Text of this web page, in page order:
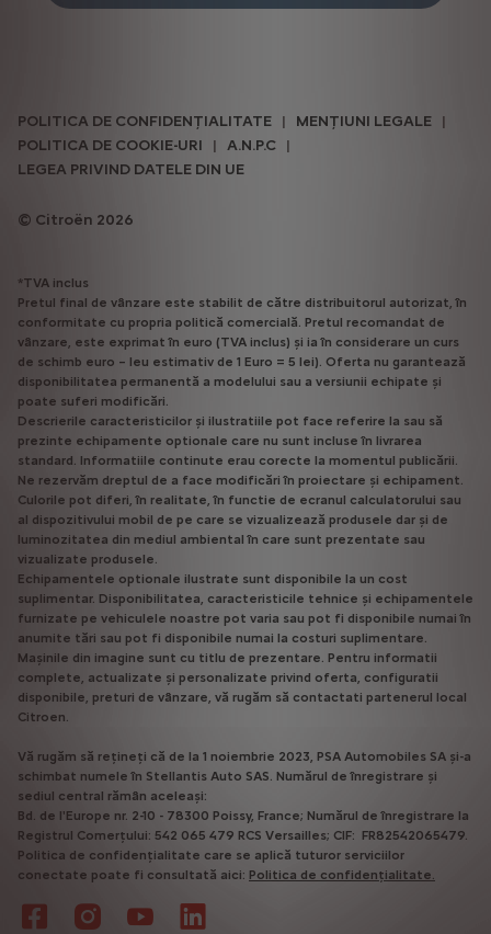
Citroën 2026
POLITICA DE CONFIDENȚIALITATE
MENȚIUNI LEGALE
POLITICA DE COOKIE-URI
A.N.P.C
LEGEA PRIVIND DATELE DIN UE
*TVA inclus
Pretul final de vânzare este stabilit de către distribuitorul autorizat, în
conformitate cu propria politică comercială. Pretul recomandat de
vânzare, este exprimat în euro (TVA inclus) și ia în considerare un curs
de schimb euro – leu estimativ de 1 Euro = 5 lei). Oferta nu garantează
disponibilitatea permanentă a modelului sau a versiunii echipate și
poate suferi modificări.
Descrierile caracteristicilor și ilustratiile pot face referire la sau să
prezinte echipamente optionale care nu sunt incluse în livrarea
standard. Informatiile continute erau corecte la momentul publicării.
Ne rezervăm dreptul de a face modificări în proiectare și echipament.
Culorile pot diferi, în realitate, în functie de ecranul calculatorului sau
al dispozitivului mobil de pe care se vizualizează produsele dar și de
luminozitatea din mediul ambiental în care sunt prezentate sau
vizualizate produsele.
Echipamentele optionale ilustrate sunt disponibile la un cost
suplimentar. Disponibilitatea, caracteristicile tehnice și echipamentele
furnizate pe vehiculele noastre pot varia sau pot fi disponibile numai în
anumite tări sau pot fi disponibile numai la costuri suplimentare.
Mașinile din imagine sunt cu titlu de prezentare. Pentru informatii
complete, actualizate și personalizate privind oferta, configuratii
disponibile, preturi de vânzare, vă rugăm să contactati partenerul local
Citroen.
Vă rugăm să rețineți că de la 1 noiembrie 2023, PSA Automobiles SA și-a
schimbat numele în Stellantis Auto SAS. Numărul de înregistrare și
sediul central rămân aceleași:
Bd. de l'Europe nr. 2-10 - 78300 Poissy, France; Numărul de înregistrare la
Registrul Comerțului: 542 065 479 RCS Versailles; CIF: FR82542065479.
Politica de confidențialitate care se aplică tuturor serviciilor
conectate poate fi consultată aici: Politica de confidențialitate.